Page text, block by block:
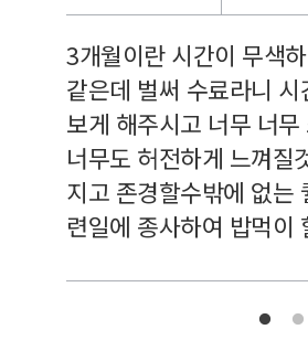
3개월이란 시간이 무색
같은데 벌써 수료라니
보게 해주시고 너무 너
너무도 허전하게 느껴질
지고 존경할수밖에 없는
련일에 종사하여 밥먹이